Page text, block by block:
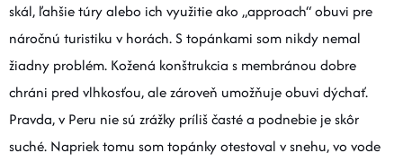
skál, ľahšie túry alebo ich využitie ako „approach“ obuvi pre
náročnú turistiku v horách. S topánkami som nikdy nemal
žiadny problém. Kožená konštrukcia s membránou dobre
chráni pred vlhkosťou, ale zároveň umožňuje obuvi dýchať.
Pravda, v Peru nie sú zrážky príliš časté a podnebie je skôr
suché. Napriek tomu som topánky otestoval v snehu, vo vode